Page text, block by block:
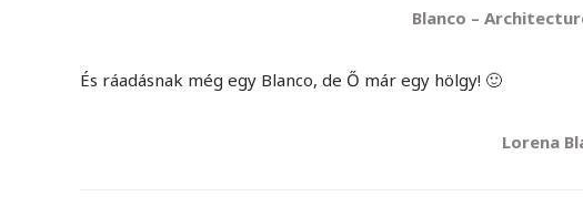
Blanco –
És ráadásnak még egy Blanco, de Ő már egy hölgy! 🙂
Lorena